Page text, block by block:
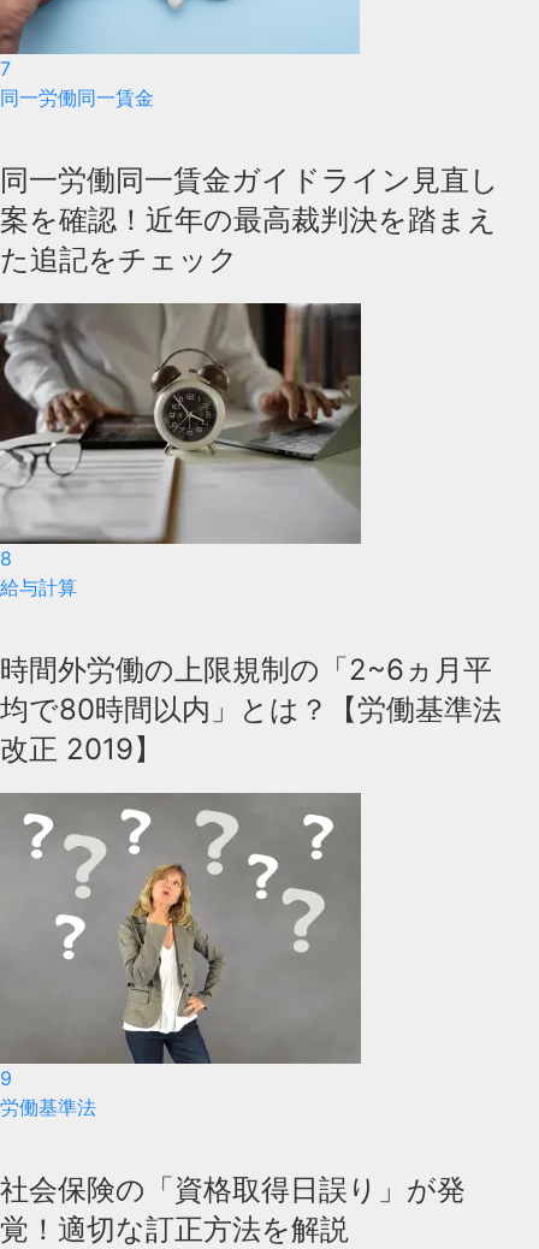
7
同一労働同一賃金
同一労働同一賃金ガイドライン見直し
案を確認！近年の最高裁判決を踏まえ
た追記をチェック
8
給与計算
時間外労働の上限規制の「2~6ヵ月平
均で80時間以内」とは？【労働基準法
改正 2019】
9
労働基準法
社会保険の「資格取得日誤り」が発
覚！適切な訂正方法を解説